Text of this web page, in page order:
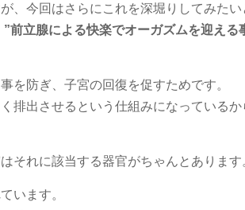
、今回はさらにこれを深堀りしてみたい
”前立腺による快楽でオーガズムを迎える
を防ぎ、子宮の回復を促すためです。
出させるという仕組みになっているか
それに該当する器官がちゃんとあります
います。